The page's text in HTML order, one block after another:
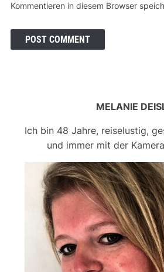
Kommentieren in diesem Browser
MELANIE
Ich bin 48 Jahre, reiselustig,
und immer mit der